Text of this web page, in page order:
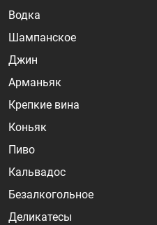
Водка
Шампанское
Джин
Арманьяк
Крепкие вина
Коньяк
Пиво
Кальвадос
Безалкогольное
Деликатесы